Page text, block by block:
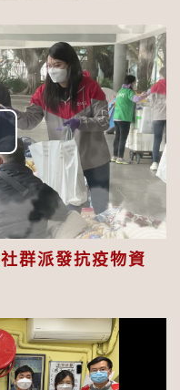
群派發抗疫物資